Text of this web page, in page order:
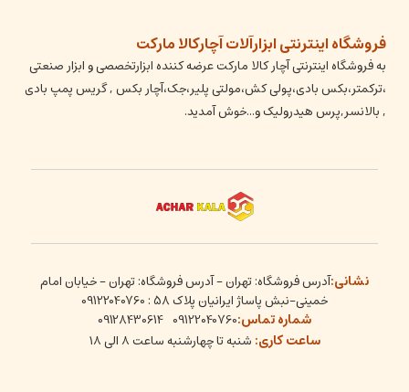
فروشگاه اینترنتی ابزارآلات آچارکالا مارکت
به فروشگاه اینترنتی آچار کالا مارکت عرضه کننده ابزارتخصصی و ابزار صنعتی
،ترکمتر،بکس بادی،پولی کش،مولتی پلیر،جک،آچار بکس , گریس پمپ بادی
, بالانسر,پرس هیدرولیک و...خوش آمدید.
نشانی:آدرس فروشگاه: تهران - آدرس فروشگاه: تهران - خیابان امام
خمینی-نبش پاساژ ایرانیان پلاک 58 : 09122040760
شماره تماس:09122040760
09128430614
ساعت کاری: شنبه تا چهارشنبه ساعت ۸ الی ۱۸